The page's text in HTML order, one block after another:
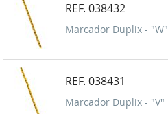
REF. 038432
Marcador Duplix - "W"
REF. 038431
Marcador Duplix - "V"